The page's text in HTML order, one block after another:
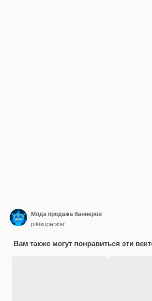
Мода продажа баннеров
pikisuperstar
Вам также могут понравиться эти